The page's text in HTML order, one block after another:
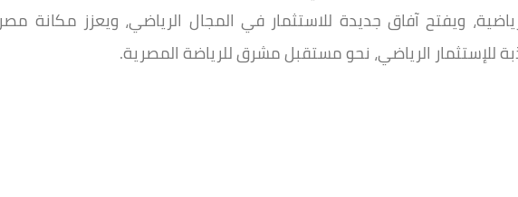
ويفتح آفاق جديدة للاستثمار في المجال الرياضي، ويعزز مكانة
للإستثمار الرياضي، نحو مستقبل مشرق للرياضة المصرية.